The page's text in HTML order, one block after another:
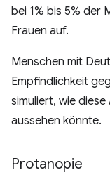
bei 1% bis 5% der
Frauen auf.
Menschen mit
Empfindlichkeit
simuliert, wie
aussehen könnte.
Protanopie